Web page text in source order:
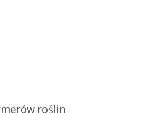
roślin